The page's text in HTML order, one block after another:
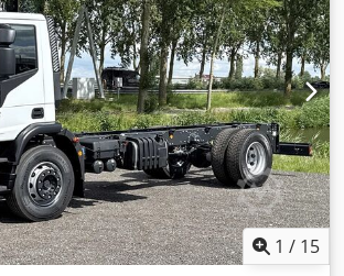
Overige opties en accessoires = -
- Bladvering - PTO (aansluitpunt voor
= Verdere informatie = Algemene
dubbel Technische informatie Aantal
12.800 cc Versnellingsbak
ATO 2612, automatisch
trommelremmen Vering:
bandenmaat: 385/65R22.5; sturend
315/80R22.5 Achteras 2:
80R22.5 Gewichten Dwsdpezru Dlsfx Ah
11.496 kg Laadvermogen: 14.504 kg
gewicht: 26.000 kg
1 / 15